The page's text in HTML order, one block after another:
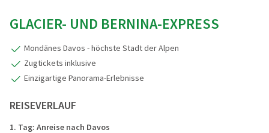
GLACIER- UND BERNINA-EXPRESS
Mondänes Davos - höchste Stadt der Alpen
Zugtickets inklusive
Einzigartige Panorama-Erlebnisse
REISEVERLAUF
1. Tag: Anreise nach Davos